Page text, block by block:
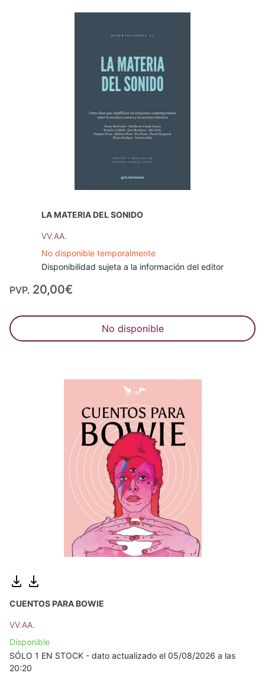
LA MATERIA DEL SONIDO
VV.AA.
No disponible temporalmente
Disponibilidad sujeta a la información del editor
PVP. 20,00€
No disponible
CUENTOS PARA BOWIE
VV.AA.
Disponible
SÓLO 1 EN STOCK - dato actualizado el 05/08/2026 a las
20:20